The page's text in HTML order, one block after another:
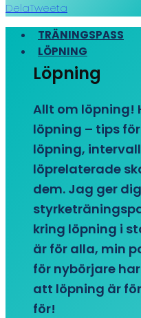
DelaTweeta
TRÄNINGSPASS
LÖPNING
Löpning
Allt om löpning!
löpning – tips
löpning,
löprelaterade
dem. Jag ger
kring löpning i
är för alla, min
för nybörjare
att löpning är
för!